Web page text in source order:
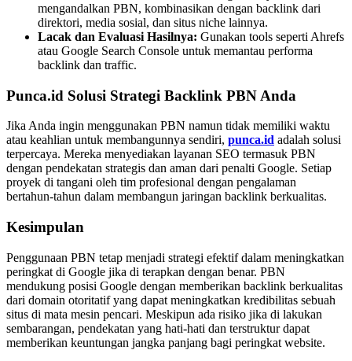
mengandalkan PBN, kombinasikan dengan backlink dari
direktori, media sosial, dan situs niche lainnya.
Lacak dan Evaluasi Hasilnya: Gunakan tools seperti Ahrefs
atau Google Search Console untuk memantau performa
backlink dan traffic.
Punca.id Solusi Strategi Backlink PBN Anda
Jika Anda ingin menggunakan PBN namun tidak memiliki waktu
atau keahlian untuk membangunnya sendiri, punca.id adalah solusi
terpercaya. Mereka menyediakan layanan SEO termasuk PBN
dengan pendekatan strategis dan aman dari penalti Google. Setiap
proyek di tangani oleh tim profesional dengan pengalaman
bertahun-tahun dalam membangun jaringan backlink berkualitas.
Kesimpulan
Penggunaan PBN tetap menjadi strategi efektif dalam meningkatkan
peringkat di Google jika di terapkan dengan benar. PBN
mendukung posisi Google dengan memberikan backlink berkualitas
dari domain otoritatif yang dapat meningkatkan kredibilitas sebuah
situs di mata mesin pencari. Meskipun ada risiko jika di lakukan
sembarangan, pendekatan yang hati-hati dan terstruktur dapat
memberikan keuntungan jangka panjang bagi peringkat website.